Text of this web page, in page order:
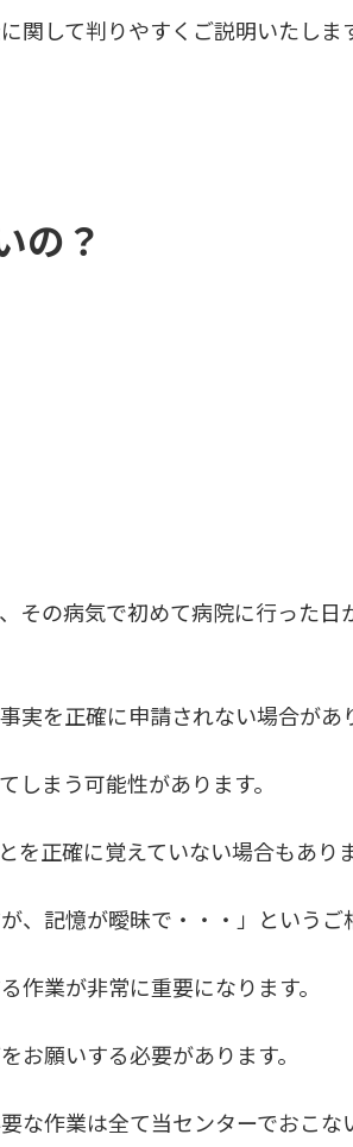
して判りやすくご説明いたしま
の？
その病気で初めて病院に行った
を正確に申請されない場合があ
まう可能性があります。
を正確に覚えていない場合もあり
記憶が曖昧で・・・」というご
作業が非常に重要になります。
お願いする必要があります。
作業は全て当センターでおこな